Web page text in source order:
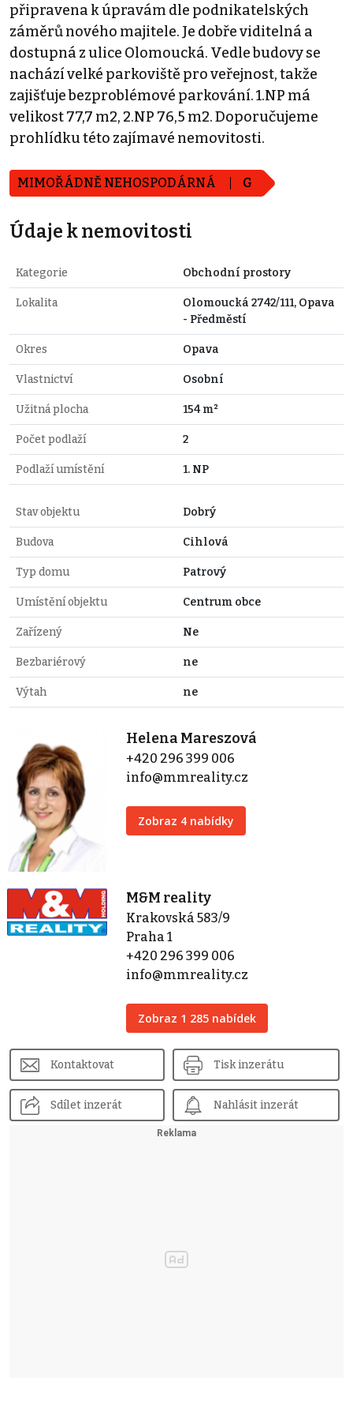
připravena k úpravám dle podnikatelských
záměrů nového majitele. Je dobře viditelná a
dostupná z ulice Olomoucká. Vedle budovy se
nachází velké parkoviště pro veřejnost, takže
zajišťuje bezproblémové parkování. 1.NP má
velikost 77,7 m2, 2.NP 76,5 m2. Doporučujeme
prohlídku této zajímavé nemovitosti.
MIMOŘÁDNĚ NEHOSPODÁRNÁ G
Údaje k nemovitosti
Kategorie Obchodní prostory
Lokalita
Olomoucká 2742/111, Opava
- Předměstí
Okres Opava
Vlastnictví Osobní
Užitná plocha 154 m²
Počet podlaží 2
Podlaží umístění 1. NP
Stav objektu Dobrý
Budova Cihlová
Typ domu Patrový
Umístění objektu Centrum obce
Zařízený Ne
Bezbariérový ne
Výtah ne
Helena Mareszová
+420 296 399 006
info@mmreality.cz
Zobraz 4 nabídky
M&M reality
Krakovská 583/9
Praha 1
+420 296 399 006
info@mmreality.cz
Zobraz 1 285 nabídek
Kontaktovat Tisk inzerátu
Sdílet inzerát Nahlásit inzerát